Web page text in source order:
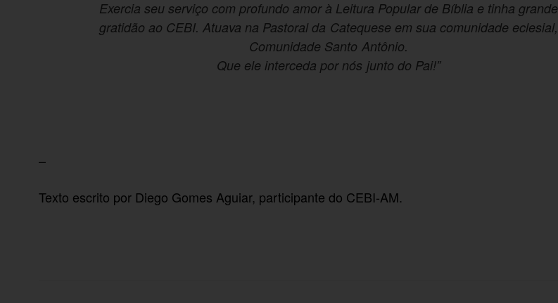
Exercia seu serviço com profundo amor à Leitura Popular de Bíblia e tinha grande
gratidão ao CEBI. Atuava na Pastoral da Catequese em sua comunidade eclesial,
Comunidade Santo Antônio.
Que ele interceda por nós junto do Pai!”
–
Texto escrito por Diego Gomes Aguiar, participante do CEBI-AM.